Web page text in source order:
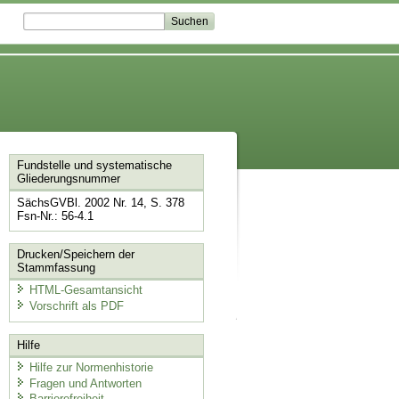
Fundstelle und systematische
Gliederungsnummer
SächsGVBl. 2002 Nr. 14, S. 378
Fsn-Nr.: 56-4.1
Drucken/Speichern der
Stammfassung
HTML-Gesamtansicht
Vorschrift als PDF
Hilfe
Hilfe zur Normenhistorie
Fragen und Antworten